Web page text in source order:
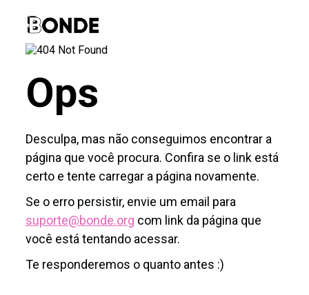
Ops
Desculpa, mas não conseguimos encontrar a
página que você procura. Confira se o link está
certo e tente carregar a página novamente.
Se o erro persistir, envie um email para
suporte@bonde.org com link da página que
você está tentando acessar.
Te responderemos o quanto antes :)